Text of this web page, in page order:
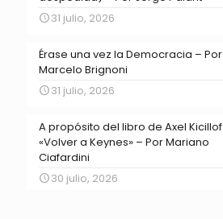
31 julio, 2026
Érase una vez la Democracia – Por
Marcelo Brignoni
31 julio, 2026
A propósito del libro de Axel Kicillof
«Volver a Keynes» – Por Mariano
Ciafardini
30 julio, 2026